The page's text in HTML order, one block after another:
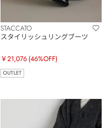
STACCATO
スタイリッシュリングブーツ
￥21,076 (46%OFF)
OUTLET